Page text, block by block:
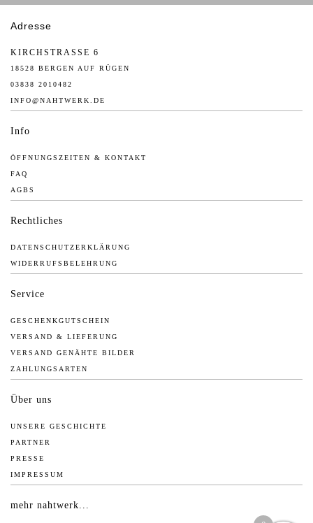
Adresse
KIRCHSTRASSE 6
18528 BERGEN AUF RÜGEN
03838 2010482
INFO@NAHTWERK.DE
Info
ÖFFNUNGSZEITEN & KONTAKT
FAQ
AGBS
Rechtliches
DATENSCHUTZERKLÄRUNG
WIDERRUFSBELEHRUNG
Service
GESCHENKGUTSCHEIN
VERSAND & LIEFERUNG
VERSAND GENÄHTE BILDER
ZAHLUNGSARTEN
Über uns
UNSERE GESCHICHTE
PARTNER
PRESSE
IMPRESSUM
mehr nahtwerk...